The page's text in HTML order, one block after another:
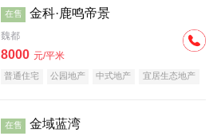
在售 金科·鹿鸣帝景
魏都
8000 元/平米
普通住宅 公园地产 中式地产
宜居生态地产
在售 金域蓝湾